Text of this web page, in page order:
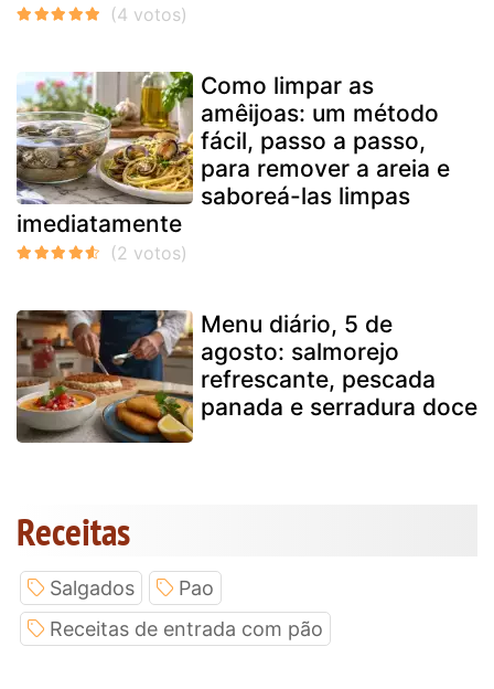
Como limpar as
amêijoas: um método
fácil, passo a passo,
para remover a areia e
saboreá-las limpas
imediatamente
Menu diário, 5 de
agosto: salmorejo
refrescante, pescada
panada e serradura doce
Receitas
Salgados
Pao
Receitas de entrada com pão